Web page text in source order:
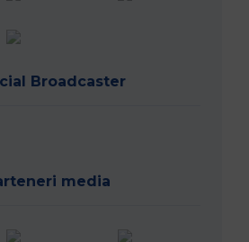
Broadcaster
media